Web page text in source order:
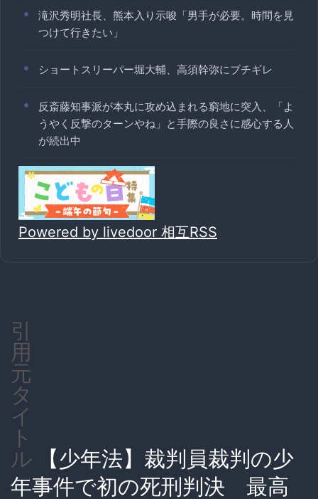
滝沢秀明社長、熊本入り示唆「男手が必要。時間を見
つけて行きたい」
ショートスリーパー堀大輔、高須幹弥にブチギレ
反斎藤知事派が本丸に攻め込まれる窮地に突入、「よ
うやく反撃のターンやね」と手際の良さに感心する人
が続出中
Powered by livedoor 相互RSS
引
用
元
タ
イ
ト
ル
【少年法】裁判員裁判の少
年事件で初の死刑判決 最高